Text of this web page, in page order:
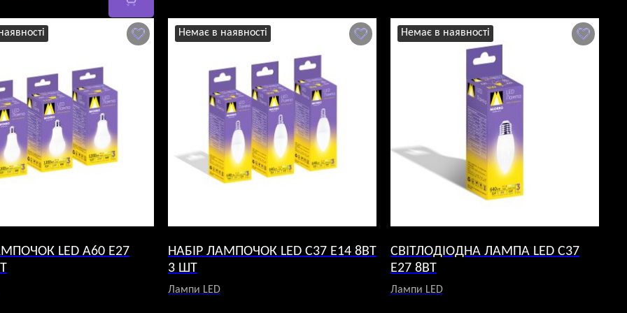
₴.
LED A60 E27
Немає в наявності
НАБІР ЛАМПОЧОК LED C37 E14 8ВТ
3 ШТ
Лампи LED
Немає в наявності
СВІТЛОДІОДНА ЛАМПА LED C37
E27 8ВТ
Лампи LED